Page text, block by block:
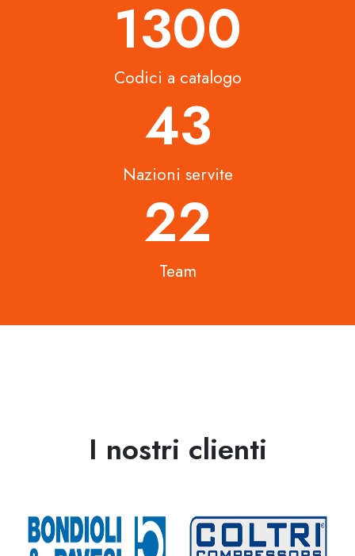
1500
Codici a catalogo
50
Nazioni servite
26
Team
I nostri clienti